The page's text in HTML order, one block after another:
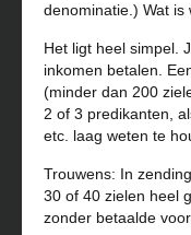
denominatie.) Wat
Het ligt heel simpel.
inkomen betalen.
(minder dan 200
2 of 3 predikanten,
etc. laag weten te
Trouwens: In
30 of 40 zielen heel
zonder betaalde